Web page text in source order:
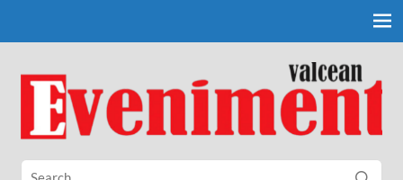
Eveniment Valcean